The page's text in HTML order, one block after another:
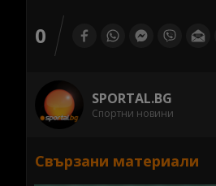
0
SPORTAL.BG
Спортни новини
Свързани материали